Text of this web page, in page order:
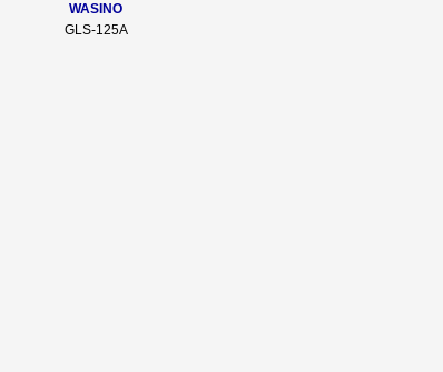
WASINO
GLS-125A